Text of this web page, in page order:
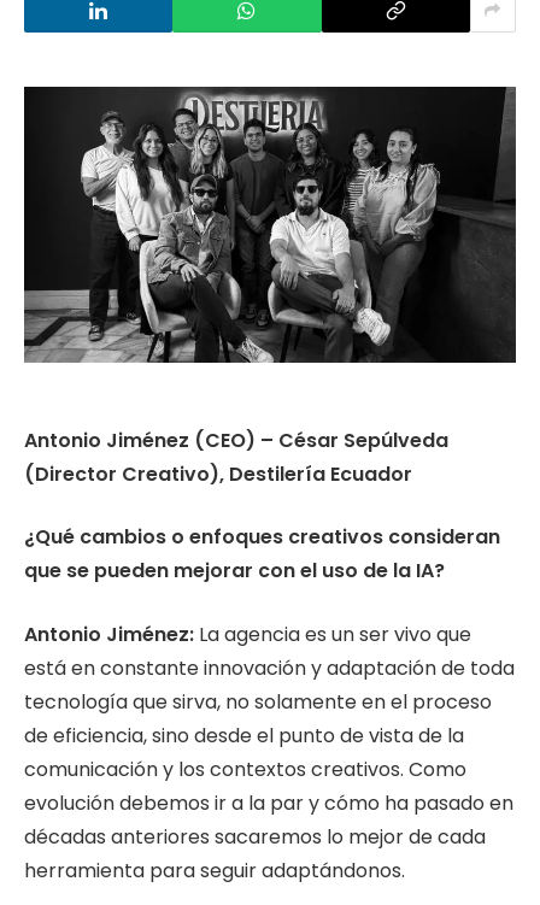
Antonio Jiménez (CEO) – César Sepúlveda
(Director Creativo), Destilería Ecuador
¿Qué cambios o enfoques creativos consideran
que se pueden mejorar con el uso de la IA?
Antonio Jiménez: La agencia es un ser vivo que
está en constante innovación y adaptación de toda
tecnología que sirva, no solamente en el proceso
de eficiencia, sino desde el punto de vista de la
comunicación y los contextos creativos. Como
evolución debemos ir a la par y cómo ha pasado en
décadas anteriores sacaremos lo mejor de cada
herramienta para seguir adaptándonos.